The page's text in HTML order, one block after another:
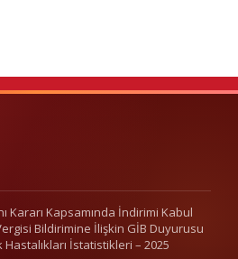
Kararı Kapsamında İndirimi Kabul
Bildirimine İlişkin GİB Duyurusu
İstatistikleri – 2025